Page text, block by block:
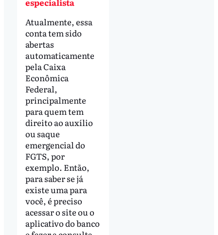
Atualmente, essa
conta tem sido
abertas
automaticamente
pela Caixa
Econômica
Federal,
principalmente
para quem tem
direito ao auxílio
ou saque
emergencial do
FGTS, por
exemplo. Então,
para saber se já
existe uma para
você, é preciso
acessar o site ou o
aplicativo do banco